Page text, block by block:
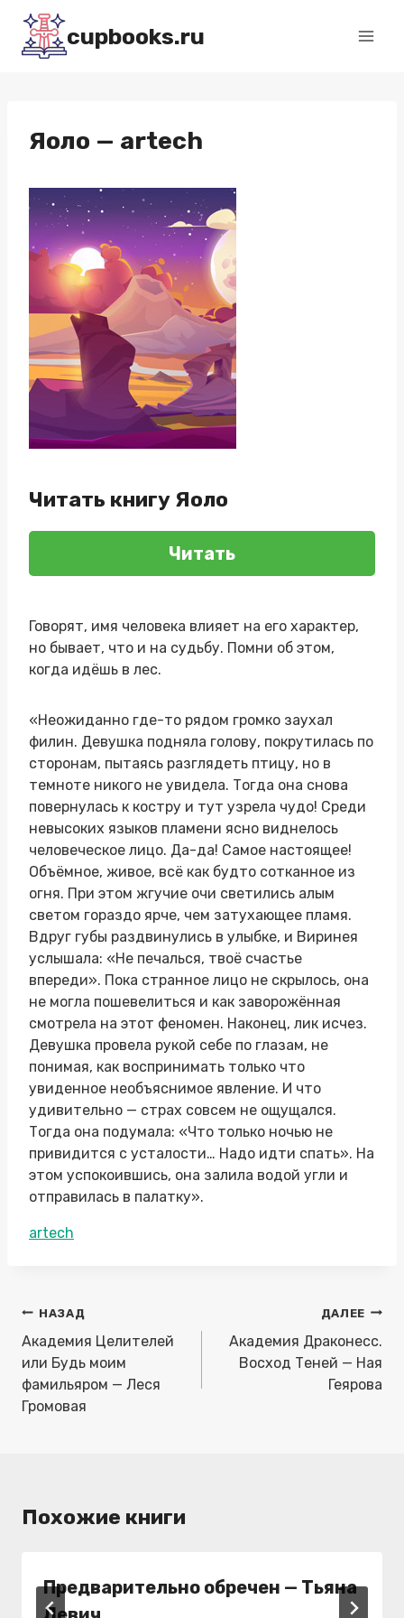
Перейти
содержимому
cupbooks.ru
Яоло — artech
Читать книгу Яоло
Читать
Говорят, имя человека влияет на его характер,
но бывает, что и на судьбу. Помни об этом,
когда идёшь в лес.
«Неожиданно где-то рядом громко заухал
филин. Девушка подняла голову, покрутилась по
сторонам, пытаясь разглядеть птицу, но в
темноте никого не увидела. Тогда она снова
повернулась к костру и тут узрела чудо! Среди
невысоких языков пламени ясно виднелось
человеческое лицо. Да-да! Самое настоящее!
Объёмное, живое, всё как будто сотканное из
огня. При этом жгучие очи светились алым
светом гораздо ярче, чем затухающее пламя.
Вдруг губы раздвинулись в улыбке, и Виринея
услышала: «Не печалься, твоё счастье
впереди». Пока странное лицо не скрылось, она
не могла пошевелиться и как заворожённая
смотрела на этот феномен. Наконец, лик исчез.
Девушка провела рукой себе по глазам, не
понимая, как воспринимать только что
увиденное необъяснимое явление. И что
удивительно — страх совсем не ощущался.
Тогда она подумала: «Что только ночью не
привидится с усталости… Надо идти спать». На
этом успокоившись, она залила водой угли и
отправилась в палатку».
Метки
artech
Навигация
по
записям
НАЗАД
Академия Целителей
или Будь моим
фамильяром — Леся
Громовая
ДАЛЕЕ
Академия Драконесс.
Восход Теней — Ная
Геярова
Похожие книги
Предварительно обречен — Тьяна